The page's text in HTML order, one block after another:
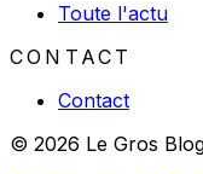
Toute l'actu
CONTACT
Contact
© 2026 Le Gros